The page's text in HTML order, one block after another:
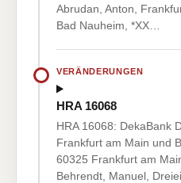
Abrudan, Anton,
Bad Nauheim, *XX…
VERÄNDERUNGEN
HRA 16068
HRA 16068: DekaBank
Frankfurt am Main und
60325 Frankfurt am
Behrendt, Manuel,